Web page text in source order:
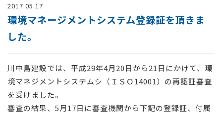
コンテンツ
お問い合わせ
2017.05.17
環境マネージメントシステム登録証を頂きま
した。
川中島建設では、平成29年4月20日から21日にかけて、環
境マネジメントシステムシ（ＩＳＯ14001）の再認証審査
を受けました。
審査の結果、5月17日に審査機関から下記の登録証、付属